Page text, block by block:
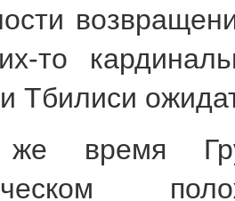
то
Тбилиси
время